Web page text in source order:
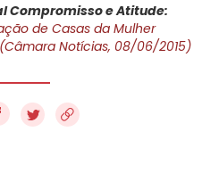
Compromisso e Atitude:
de Casas da Mulher
Notícias, 08/06/2015)